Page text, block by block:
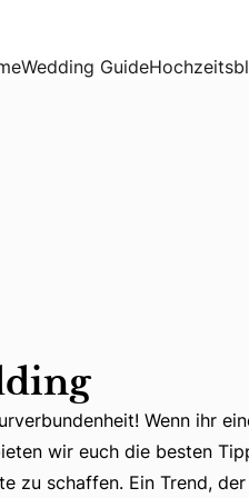
Wedding Guide
Wenn ihr
Wenn ihr
wir euch die besten
zu schaffen. Ein Trend,